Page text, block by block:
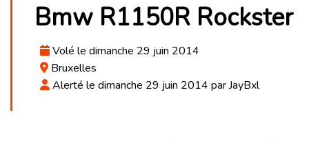
Bmw R1150R Rockster
Volé le dimanche 29 juin 2014
Bruxelles
Alerté le dimanche 29 juin 2014 par JayBxl